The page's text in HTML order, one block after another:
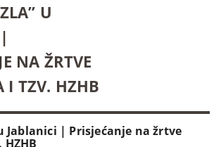
U
NA ŽRTVE
I TZV. HZHB
Jablanici | Prisjećanje na žrtve